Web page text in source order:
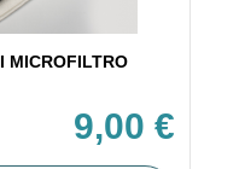
MICROFILTRO
9,00 €